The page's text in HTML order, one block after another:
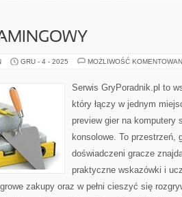
GRU - 4 - 2025 MOŻLIWOŚĆ
Serwis GryPoradnik.pl to
który łączy w jednym
preview gier na komputery
konsolowe. To przestrzeń,
doświadczeni gracze
praktyczne wskazówki i
zakupy oraz w pełni cieszyć się